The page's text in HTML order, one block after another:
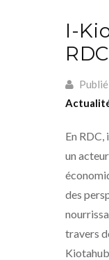
I-
RDC
En
un
des
travers